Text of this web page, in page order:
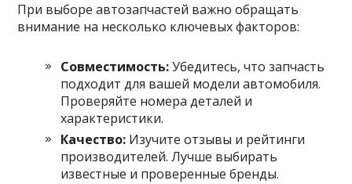
При выборе автозапчастей важно обращать
внимание на несколько ключевых факторов:
Совместимость:Убедитесь, что запчасть
подходит для вашей модели автомобиля.
Проверяйте номера деталей и
характеристики.
Качество: Изучите отзывы и рейтинги
производителей. Лучше выбирать
известные и проверенные бренды.